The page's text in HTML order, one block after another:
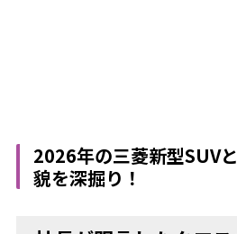
2026年の三菱新型SUV
貌を深掘り！